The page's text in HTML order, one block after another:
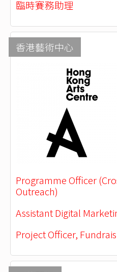
臨時賽務助理
香港藝術中心
Programme Officer
Outreach)
Assistant Digital
Project Officer,